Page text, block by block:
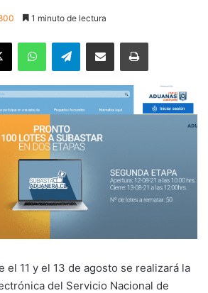
1 minuto de lectura
X WhatsAppTelegramEnviar vía email Imprimir
el 11 y el 13 de agosto se realizará la
del Servicio Nacional de